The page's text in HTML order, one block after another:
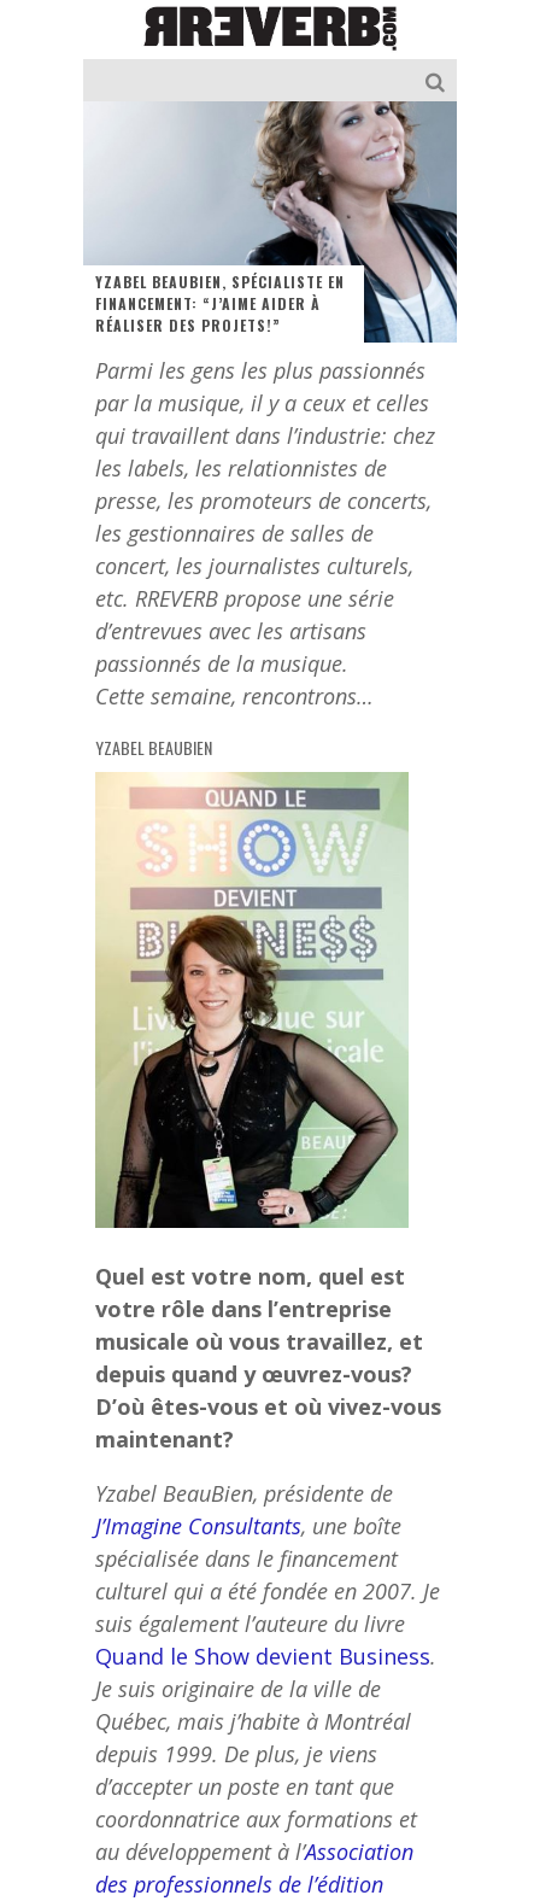
YZABEL BEAUBIEN, SPÉCIALISTE EN
FINANCEMENT: “J’AIME AIDER À
RÉALISER DES PROJETS!”
Parmi les gens les plus passionnés
par la musique, il y a ceux et celles
qui travaillent dans l’industrie: chez
les labels, les relationnistes de
presse, les promoteurs de concerts,
les gestionnaires de salles de
concert, les journalistes culturels,
etc. RREVERB propose une série
d’entrevues avec les artisans
passionnés de la musique.
Cette semaine, rencontrons…
YZABEL BEAUBIEN
Quel est votre nom, quel est
votre rôle dans l’entreprise
musicale où vous travaillez, et
depuis quand y œuvrez-vous?
D’où êtes-vous et où vivez-vous
maintenant?
Yzabel BeauBien, présidente de
J’Imagine Consultants, une boîte
spécialisée dans le financement
culturel qui a été fondée en 2007. Je
suis également l’auteure du livre
Quand le Show devient Business.
Je suis originaire de la ville de
Québec, mais j’habite à Montréal
depuis 1999. De plus, je viens
d’accepter un poste en tant que
coordonnatrice aux formations et
au développement à l’Association
des professionnels de l’édition